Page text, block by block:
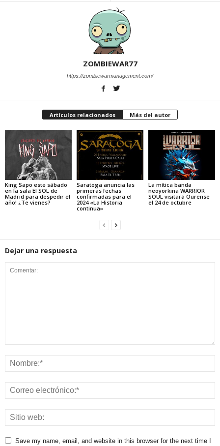
ZOMBIEWAR77
https://zombiewarmanagement.com/
Artículos relacionados Más del autor
King Sapo este sábado
en la sala El SOL de
Madrid para despedir el
año! ¿Te vienes?
Saratoga anuncia las
primeras fechas
confirmadas para el
2024 «La Historia
continua»
La mítica banda
neoyorkina WARRIOR
SOUL visitará Ourense
el 24 de octubre
Dejar una respuesta
Save my name, email, and website in this browser for the next time I